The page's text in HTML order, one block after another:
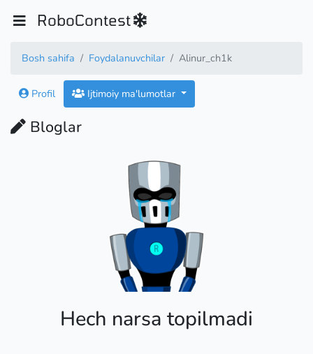
RoboContest
Bosh sahifa Foydalanuvchilar Alinur_ch1k
Profil Ijtimoiy ma'lumotlar
Bloglar
Hech narsa topilmadi